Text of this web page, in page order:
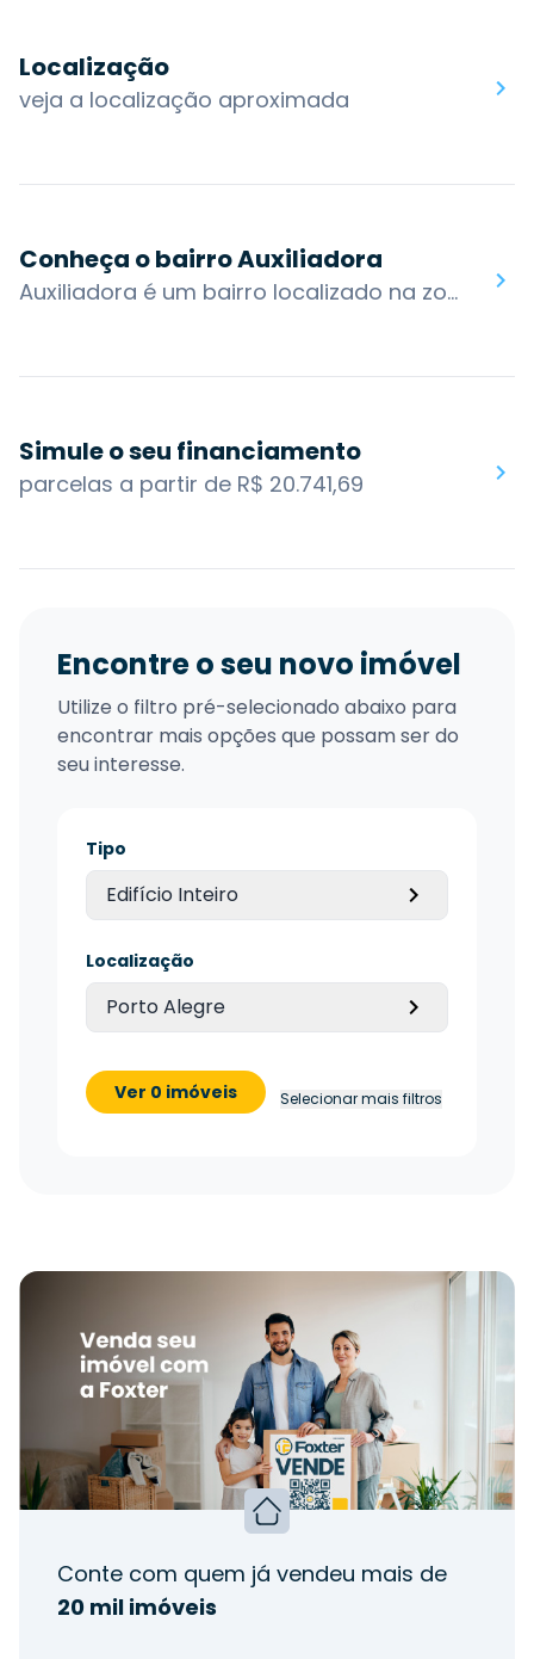
Localização
veja a localização aproximada
Conheça o bairro Auxiliadora
Auxiliadora é um bairro localizado na zona norte de Porto Alegre, está inserido em uma região nobre que reúne um grupo de dezenove bairros com afinidades entre si. A área em que está compreendida é uma das partes mais antigas da cidade, que se desenvolveu ao redor do Centro Histórico.Possui ruas planejadas, um misto de casas antigas e edifícios mais modernos e oferece um comércio variado com bares, casas noturnas e restaurantes.O bairro também possui acesso por algumas das principais vias da cidade: Av. Plínio Brasil Milano, R. 24 de Outubro, Av. Carlos Gomes, Marquês do Pombal, R. Marcelo GamaOs bairros nos arredores são: Mont'Serrat, Boa Vista, Higienópolis, Moinhos de Vento, Rio Branco, Bela Vista, Protásio AlvesVocê encontra no bairro Auxiliadora: Colégio Estadual Piratini, Hospital Militar de Área de Porto Alegre, La Mafia Barbearia Social Club, Zaffari Bordini
Simule o seu financiamento
parcelas a partir de R$ 20.741,69
Encontre o seu novo imóvel
Utilize o filtro pré-selecionado abaixo para
encontrar mais opções que possam ser do
seu interesse.
Tipo
Edifício Inteiro
Localização
Porto Alegre
Ver 0 imóveis Selecionar mais filtros
Conte com quem já vendeu mais de
20 mil imóveis